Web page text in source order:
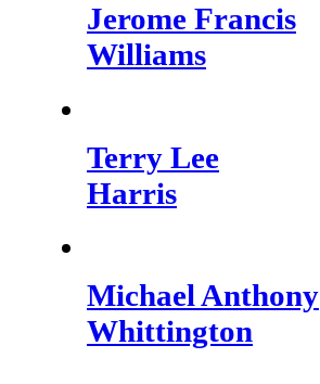
Jerome Francis
Williams
Terry Lee
Harris
Michael Anthony
Whittington